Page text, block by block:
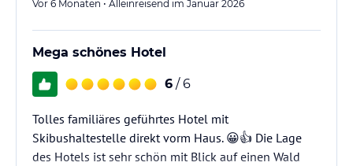
Vor 6 Monaten • Alleinreisend im Januar 2026
Mega schönes Hotel
6 / 6
Tolles familiäres geführtes Hotel mit
Skibushaltestelle direkt vorm Haus. 😀👍 Die Lage
des Hotels ist sehr schön mit Blick auf einen Wald